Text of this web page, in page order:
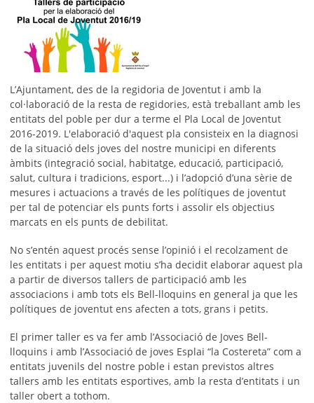
L’Ajuntament, des de la regidoria de Joventut i amb la
col·laboració de la resta de regidories, està treballant amb les
entitats del poble per dur a terme el Pla Local de Joventut
2016-2019. L'elaboració d'aquest pla consisteix en la diagnosi
de la situació dels joves del nostre municipi en diferents
àmbits (integració social, habitatge, educació, participació,
salut, cultura i tradicions, esport...) i l’adopció d’una sèrie de
mesures i actuacions a través de les polítiques de joventut
per tal de potenciar els punts forts i assolir els objectius
marcats en els punts de debilitat.
No s’entén aquest procés sense l’opinió i el recolzament de
les entitats i per aquest motiu s’ha decidit elaborar aquest pla
a partir de diversos tallers de participació amb les
associacions i amb tots els Bell-lloquins en general ja que les
polítiques de joventut ens afecten a tots, grans i petits.
El primer taller es va fer amb l’Associació de Joves Bell-
lloquins i amb l’Associació de joves Esplai “la Costereta” com a
entitats juvenils del nostre poble i estan previstos altres
tallers amb les entitats esportives, amb la resta d’entitats i un
taller obert a tothom.